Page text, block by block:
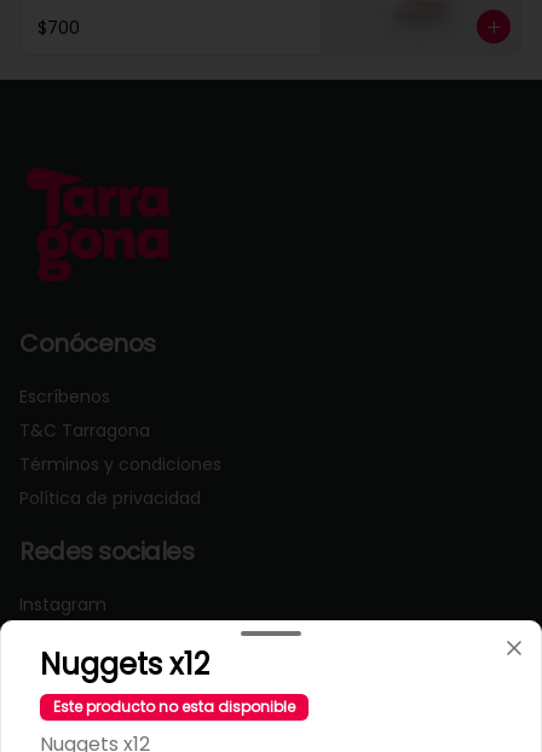
$700
Conócenos
Escríbenos
T&C Tarragona
Términos y condiciones
Política de privacidad
Redes sociales
Instagram
Mi cuenta
Nuggets x12
Este producto no esta disponible
Nuggets x12